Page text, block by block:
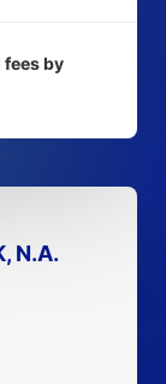
fees by
N.A.